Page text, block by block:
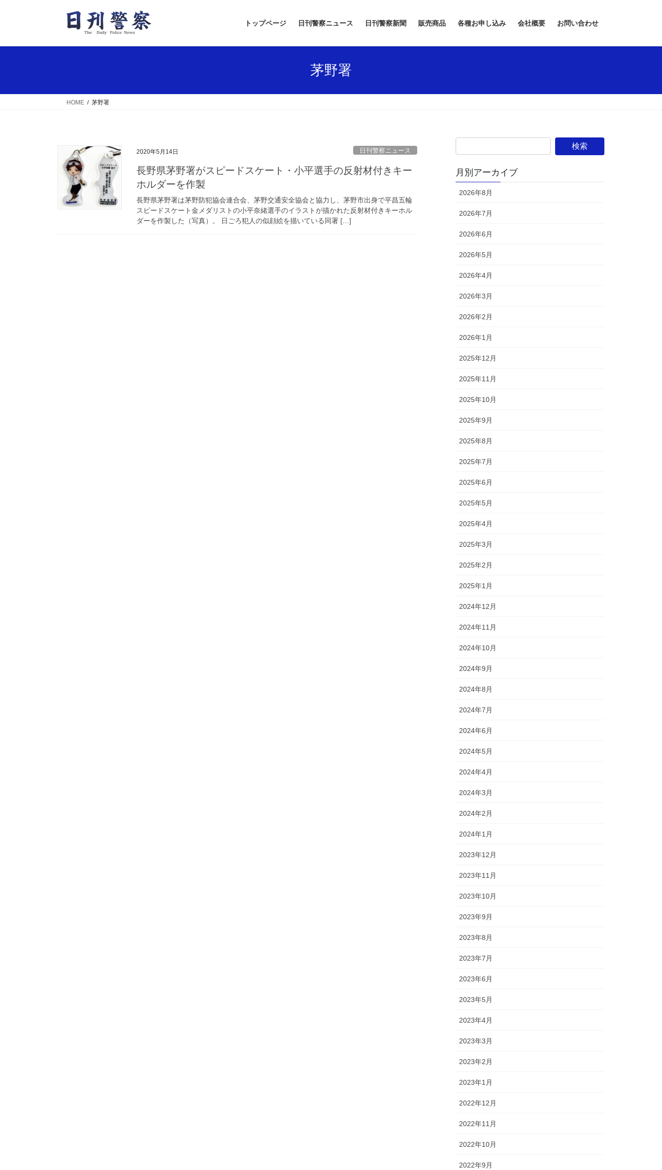
トップページ 日刊警察ニュース 日刊警察新聞 販売商品 各種お申し込み 会社概要 お問い合わせ
茅野署
HOME 茅野署
2020年5月14日 日刊警察ニュース
長野県茅野署がスピードスケート・小平選手の反射材付きキー
ホルダーを作製
長野県茅野署は茅野防犯協会連合会、茅野交通安全協会と協力し、茅野市出身で平昌五輪
スピードスケート金メダリストの小平奈緒選手のイラストが描かれた反射材付きキーホル
ダーを作製した（写真）。 日ごろ犯人の似顔絵を描いている同署 […]
月別アーカイブ
2026年8月
2026年7月
2026年6月
2026年5月
2026年4月
2026年3月
2026年2月
2026年1月
2025年12月
2025年11月
2025年10月
2025年9月
2025年8月
2025年7月
2025年6月
2025年5月
2025年4月
2025年3月
2025年2月
2025年1月
2024年12月
2024年11月
2024年10月
2024年9月
2024年8月
2024年7月
2024年6月
2024年5月
2024年4月
2024年3月
2024年2月
2024年1月
2023年12月
2023年11月
2023年10月
2023年9月
2023年8月
2023年7月
2023年6月
2023年5月
2023年4月
2023年3月
2023年2月
2023年1月
2022年12月
2022年11月
2022年10月
2022年9月